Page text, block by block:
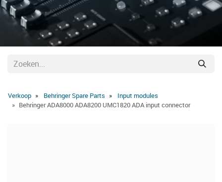
Verkoop Behringer Spare Parts
Input modules
Behringer ADA8000 ADA8200 UMC1820 ADA input connector